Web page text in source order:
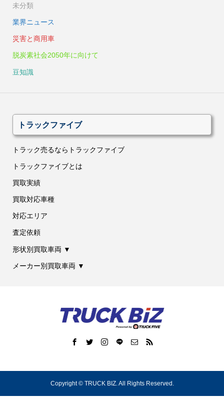
未分類
業界ニュース
災害と商用車
脱炭素社会2050年に向けて
豆知識
トラックファイブ
トラック売るならトラックファイブ
トラックファイブとは
買取実績
買取対応車種
対応エリア
査定依頼
形状別買取車両 ▼
メーカー別買取車両 ▼
Copyright ©TRUCK BIZ. All Rights Reserved.